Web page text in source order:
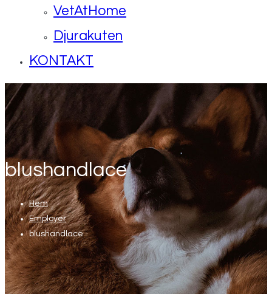
VetAtHome
Djurakuten
KONTAKT
blushandlace
Hem
Employer
blushandlace